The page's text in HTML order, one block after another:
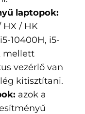
laptopok:
/ HK
10400H, i5-
mellett
vezérlő van
kitisztítani.
azok a